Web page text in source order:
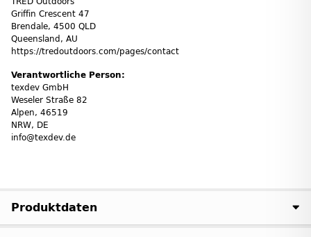
Griffin Crescent 47
Brendale, 4500 QLD
Queensland, AU
https://tredoutdoors.com/pages/contact
Verantwortliche Person:
texdev GmbH
Weseler Straße 82
Alpen, 46519
NRW, DE
info@texdev.de
Produktdaten